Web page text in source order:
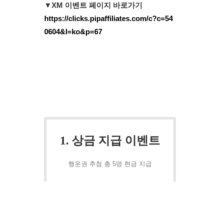
▼XM 이벤트 페이지 바로가기
https://clicks.pipaffiliates.com/c?c=54
0604&l=ko&p=67
1. 상금 지급 이벤트
행운권 추첨 총 5명 현금 지급